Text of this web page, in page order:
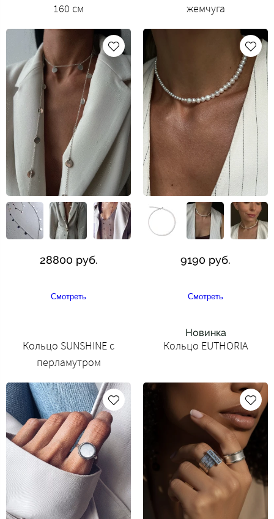
160 см
28800 руб.
Смотреть
жемчуга
9190 руб.
Смотреть
Кольцо SUNSHINE с
перламутром
Новинка
Кольцо EUTHORIA